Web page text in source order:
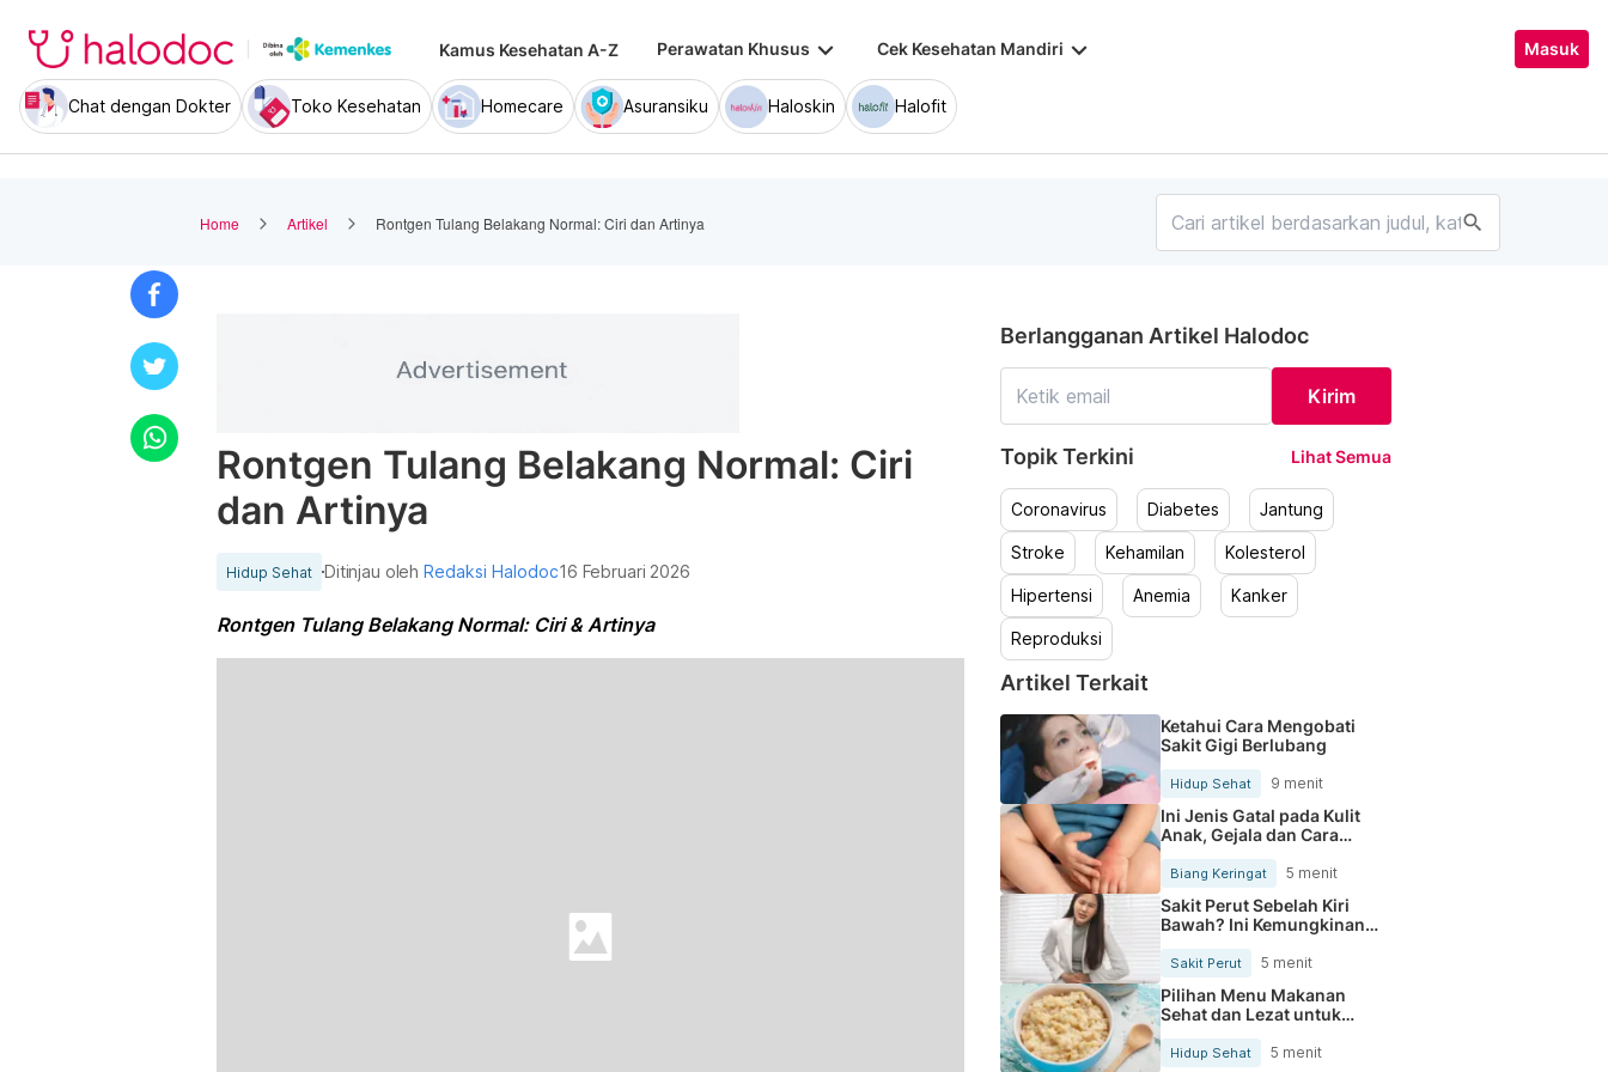
Kamus Kesehatan A-Z Perawatan Khusus keyboard_arrow_down Cek Kesehatan Mandiri keyboard_arrow_down Masuk
Chat dengan Dokter Toko Kesehatan Homecare Asuransiku Haloskin Halofit
Home Artikel Rontgen Tulang Belakang Normal: Ciri dan Artinya search
Rontgen Tulang Belakang Normal: Ciri
dan Artinya
Hidup Sehat Ditinjau olehRedaksi Halodoc16 Februari 2026
Rontgen Tulang Belakang Normal: Ciri & Artinya
Berlangganan Artikel Halodoc
Kirim
Topik Terkini Lihat Semua
Coronavirus Diabetes Jantung
Stroke Kehamilan Kolesterol
Hipertensi Anemia Kanker
Reproduksi
Artikel Terkait
Ketahui Cara Mengobati
Sakit Gigi Berlubang
Hidup Sehat 9 menit
Ini Jenis Gatal pada Kulit
Anak, Gejala dan Cara
Mengobatinya
Biang Keringat 5 menit
Sakit Perut Sebelah Kiri
Bawah? Ini Kemungkinan
Sakit Perut 5 menit
Pilihan Menu Makanan
Sehat dan Lezat untuk
Mengurangi Kolesterol
Hidup Sehat 5 menit